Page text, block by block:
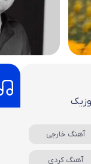
آهنگ خارجی
آهنگ کردی